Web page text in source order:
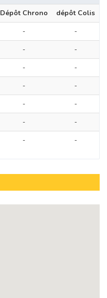
Dépôt Chrono
dépôt Colis
-
-
-
-
-
-
-
-
-
-
-
-
- -